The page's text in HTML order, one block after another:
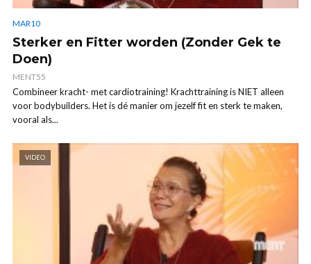
MAR10
Sterker en Fitter worden (Zonder Gek te
Doen)
MENT55
Combineer kracht- met cardiotraining! Krachttraining is NIET alleen
voor bodybuilders. Het is dé manier om jezelf fit en sterk te maken,
vooral als...
VIDEO